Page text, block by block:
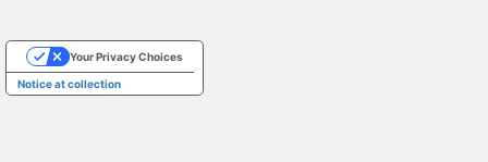
Notice at collection
Your Privacy Choices